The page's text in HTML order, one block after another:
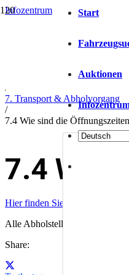
Start
Auktionen
Infozentrum
/
7. Transport & Abholvorgang
/
7.4 Wie sind die
7.4 Wie
Hier finden Sie alle
Alle Abholstellen (Hubs) sind
Share: